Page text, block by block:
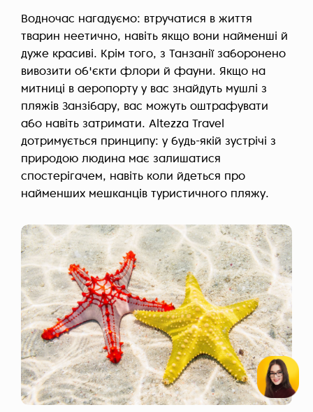
Водночас нагадуємо: втручатися в життя
тварин неетично, навіть якщо вони найменші й
дуже красиві. Крім того, з Танзанії заборонено
вивозити об'єкти флори й фауни. Якщо на
митниці в аеропорту у вас знайдуть мушлі з
пляжів Занзібару, вас можуть оштрафувати
або навіть затримати. Altezza Travel
дотримується принципу: у будь-якій зустрічі з
природою людина має залишатися
спостерігачем, навіть коли йдеться про
найменших мешканців туристичного пляжу.